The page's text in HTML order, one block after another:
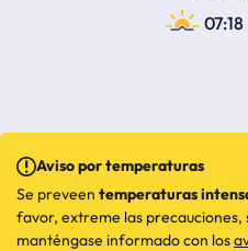
07:18
Aviso por temperaturas
Se preveen temperaturas
favor, extreme las precauciones,
manténgase informado con los